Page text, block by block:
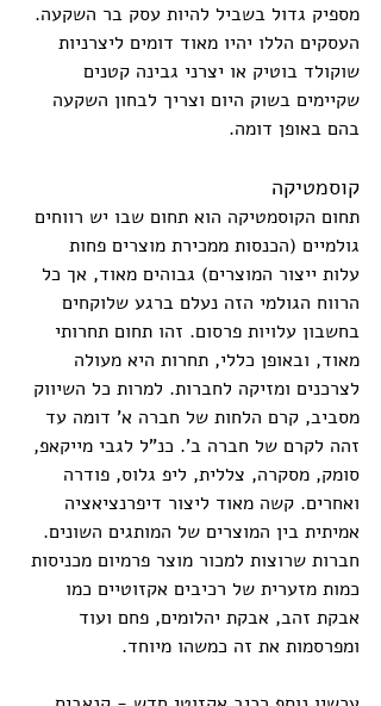
מספיק גדול בשביל להיות עסק בר השקעה.
העסקים הללו יהיו מאוד דומים ליצרניות
שוקולד בוטיק או יצרני גבינה קטנים
שקיימים בשוק היום וצריך לבחון השקעה
בהם באופן דומה.
קוסמטיקה
תחום הקוסמטיקה הוא תחום שבו יש רווחים
גולמיים (הכנסות ממכירת מוצרים פחות
עלות ייצור המוצרים) גבוהים מאוד, אך כל
הרווח הגולמי הזה נעלם ברגע שלוקחים
בחשבון עלויות פרסום. זהו תחום תחרותי
מאוד, ובאופן כללי, תחרות היא מעולה
לצרכנים ומזיקה לחברות. למרות כל השיווק
מסביב, קרם הלחות של חברה א' דומה עד
זהה לקרם של חברה ב'. כנ"ל לגבי מייקאפ,
סומק, מסקרה, צללית, ליפ גלוס, פודרה
ואחרים. קשה מאוד ליצור דיפרנציאציה
אמיתית בין המוצרים של המותגים השונים.
חברות שרוצות למכור מוצר פרמיום מכניסות
כמות מזערית של רכיבים אקזוטיים כמו
אבקת זהב, אבקת יהלומים, פחם ועוד
ומפרסמות את זה כמשהו מיוחד.